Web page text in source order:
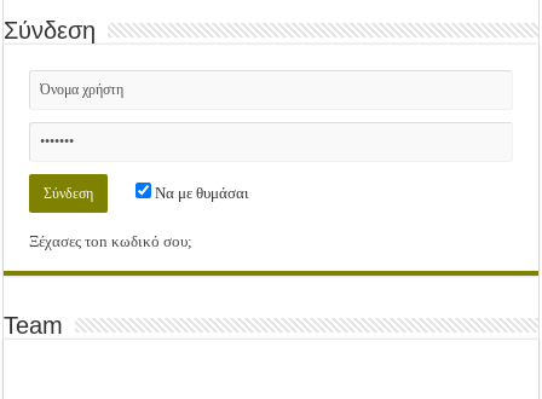
Σύνδεση
Να με θυμάσαι
Ξέχασες τοn κωδικό σου;
Team